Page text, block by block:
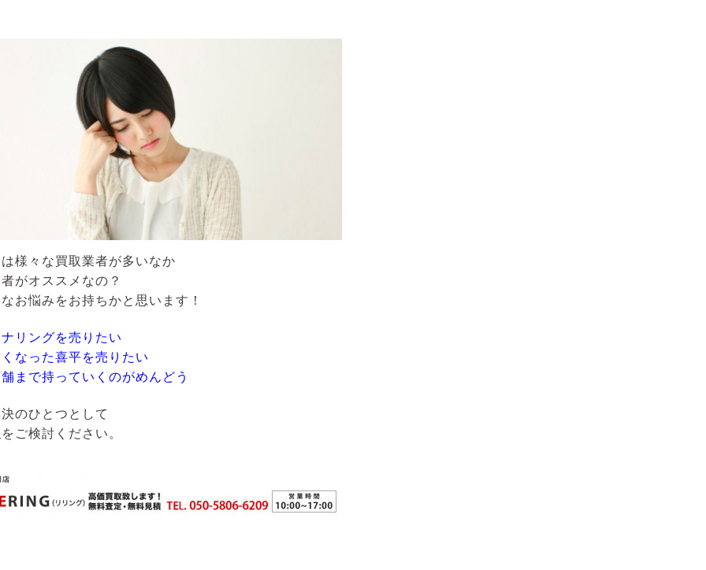
様々な買取業者が多いなか
がオススメなの？
お悩みをお持ちかと思います！
リングを売りたい
なった喜平を売りたい
まで持っていくのがめんどう
のひとつとして
をご検討ください。